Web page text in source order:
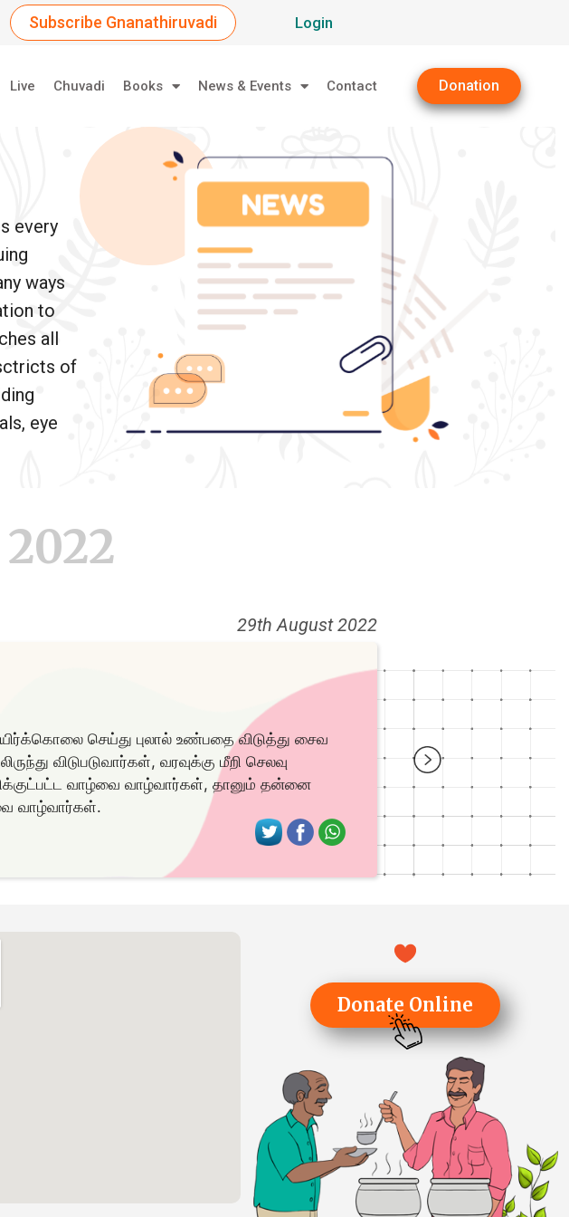
Subscribe Gnanathiruvadi Login
Live Chuvadi Books News & Events Contact Donation
every
ways
to
all
of
eye
29th August 2022
செய்து புலால் உண்பதை விடுத்து சைவ
விடுபடுவார்கள், வரவுக்கு மீறி செலவு
வாழ்வை வாழ்வார்கள், தானும் தன்னை
வாழ்வார்கள்.
Donate Online